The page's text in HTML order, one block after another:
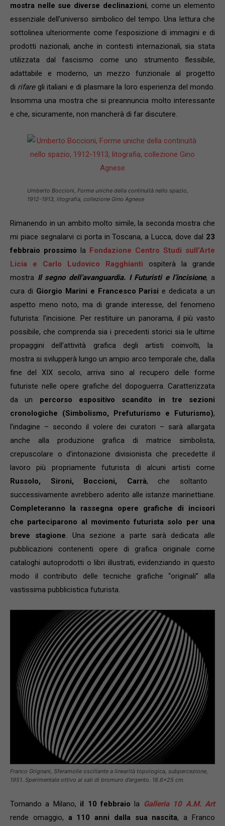
mostra nelle sue diverse declinazioni, come un elemento
essenziale dell’universo simbolico del tempo.Una lettura che
sottolinea ulteriormente come l’esposizione di immagini e di
prodotti nazionali, anche in contesti internazionali, sia stata
utilizzata dal fascismo come uno strumento flessibile,
adattabile e moderno, un mezzo funzionale al progetto
di rifaregli italiani e di plasmare la loro esperienza del mondo.
Insomma una mostra che si preannuncia molto interessante
e che, sicuramente, non mancherà di far discutere.
Umberto Boccioni, Forme uniche della continuità nello spazio,
1912-1913, litografia, collezione Gino Agnese
Rimanendo in un ambito molto simile, la seconda mostra che
mi piace segnalarvi ci porta in Toscana, a Lucca, dove dal 23
febbraio prossimo la Fondazione Centro Studi sull’Arte
Licia e Carlo Ludovico Ragghianti ospiterà la grande
mostra Il segno dell’avanguardia. I Futuristi e l’incisione, a
cura di Giorgio Marini e Francesco Parisi e dedicata a un
aspetto meno noto, ma di grande interesse, del fenomeno
futurista: l’incisione. Per restituire un panorama, il più vasto
possibile, che comprenda sia i precedenti storici sia le ultime
propaggini dell’attività grafica degli artisti coinvolti, la
mostra si svilupperà lungo un ampio arco temporale che, dalla
fine del XIX secolo, arriva sino al recupero delle forme
futuriste nelle opere grafiche del dopoguerra. Caratterizzata
da un percorso espositivo scandito in tre sezioni
cronologiche (Simbolismo, Prefuturismo e Futurismo),
l’indagine – secondo il volere dei curatori – sarà allargata
anche alla produzione grafica di matrice simbolista,
crepuscolare o d’intonazione divisionista che precedette il
lavoro più propriamente futurista di alcuni artisti come
Russolo, Sironi, Boccioni, Carrà, che soltanto
successivamente avrebbero aderito alle istanze marinettiane.
Completeranno la rassegna opere grafiche di incisori
che parteciparono al movimento futurista solo per una
breve stagione. Una sezione a parte sarà dedicata alle
pubblicazioni contenenti opere di grafica originale come
cataloghi autoprodotti o libri illustrati, evidenziando in questo
modo il contributo delle tecniche grafiche “originali” alla
vastissima pubblicistica futurista.
Franco Grignani, Sferamolle oscillante a linearità topologica, subpercezione,
1951. Sperimentale ottivo ai sali di bromuro d’argento. 18.6×25 cm.
Tornando a Milano, il 10 febbraio la
Galleria 10 A.M. Art
rende omaggio, a 110 anni dalla sua nascita, a Franco